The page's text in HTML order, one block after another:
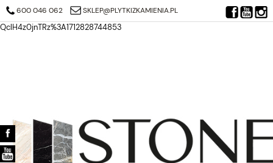
https://search.google.com/search-console/verification-download?
QclH4z0jnTRz%3A1712828744853
600 046 062 SKLEP@PLYTKIZKAMIENIA.PL